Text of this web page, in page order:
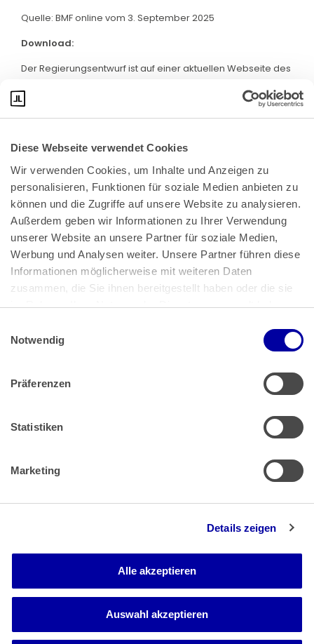
Diese Webseite verwendet Cookies
Wir verwenden Cookies, um Inhalte und Anzeigen zu
personalisieren, Funktionen für soziale Medien anbieten zu
können und die Zugriffe auf unsere Website zu analysieren.
Außerdem geben wir Informationen zu Ihrer Verwendung
unserer Website an unsere Partner für soziale Medien,
Werbung und Analysen weiter. Unsere Partner führen diese
Informationen möglicherweise mit weiteren Daten
zusammen, die Sie ihnen bereitgestellt haben oder die sie
im Rahmen Ihrer Nutzung der Dienste gesammelt haben.
Impressum
Notwendig
Präferenzen
Statistiken
Marketing
Details zeigen
Alle akzeptieren
Auswahl akzeptieren
Quelle: BMF online vom 3. September 2025
Download:
Der Regierungsentwurf ist auf einer aktuellen Webseite des
Bundeskanzlerplatz 2
53113 Bonn
Pressemitteilungen|AGB
Impressum|Datenschutz
Muster Widerrufsformular (PDF)
Barrierefreiheit